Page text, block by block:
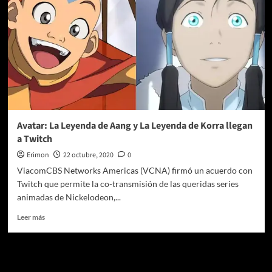
Avatar: La Leyenda de Aang y La Leyenda de Korra llegan
a Twitch
Erimon 22 octubre, 2020
0
ViacomCBS Networks Americas (VCNA) firmó un acuerdo con
Twitch que permite la co-transmisión de las queridas series
animadas de Nickelodeon,...
Leer másLeer